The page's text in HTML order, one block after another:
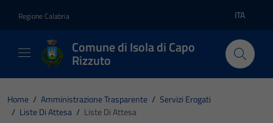
Regione Calabria Lingua
ITA
Comune di Isola di Capo
Rizzuto
Home / Amministrazione Trasparente / Servizi Erogati
/ Liste Di Attesa / Liste Di Attesa